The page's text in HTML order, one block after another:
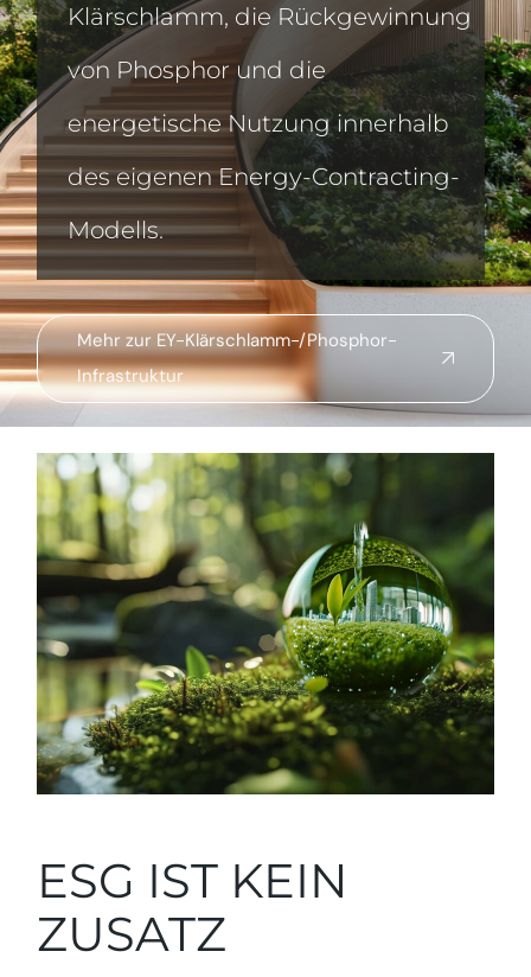
Klärschlamm, die Rückgewinnung
von Phosphor und die
energetische Nutzung innerhalb
des eigenen Energy-Contracting-
Modells.
Mehr zur EY-Klärschlamm-/Phosphor-
Infrastruktur
ESG IST KEIN
ZUSATZ